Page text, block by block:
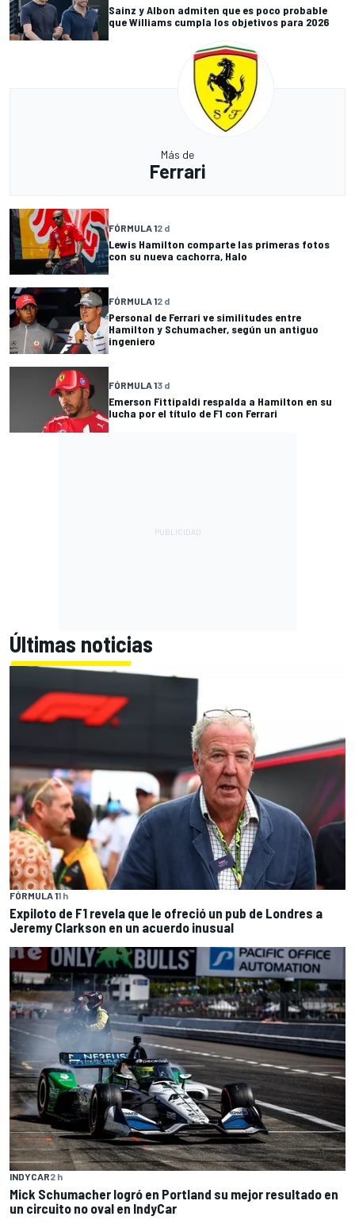
Sainz y Albon admiten que es poco probable
que Williams cumpla los objetivos para 2026
Más de
Ferrari
FÓRMULA 12 d
Lewis Hamilton comparte las primeras fotos
con su nueva cachorra, Halo
FÓRMULA 12 d
Personal de Ferrari ve similitudes entre
Hamilton y Schumacher, según un antiguo
ingeniero
FÓRMULA 13 d
Emerson Fittipaldi respalda a Hamilton en su
lucha por el título de F1 con Ferrari
Últimas noticias
FÓRMULA 11 h
Expiloto de F1 revela que le ofreció un pub de Londres a
Jeremy Clarkson en un acuerdo inusual
INDYCAR2 h
Mick Schumacher logró en Portland su mejor resultado en
un circuito no oval en IndyCar